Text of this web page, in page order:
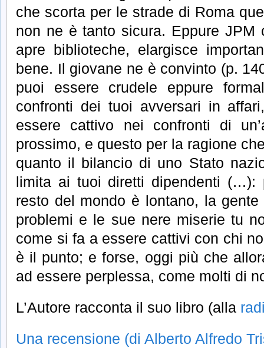
che scorta per le strade di Roma
non ne è tanto sicura. Eppure JPM
apre biblioteche, elargisce
bene. Il giovane ne è convinto (p.
puoi essere crudele eppure
confronti dei tuoi avversari in
essere cattivo nei confronti di
prossimo, e questo per la ragione
quanto il bilancio di uno Stato
limita ai tuoi diretti dipendenti (…):
resto del mondo è lontano, la
problemi e le sue nere miserie tu
come si fa a essere cattivi con chi
è il punto; e forse, oggi più che
ad essere perplessa, come molti di
L’Autore racconta il suo libro (alla
Una recensione (di Alberto Alfredo